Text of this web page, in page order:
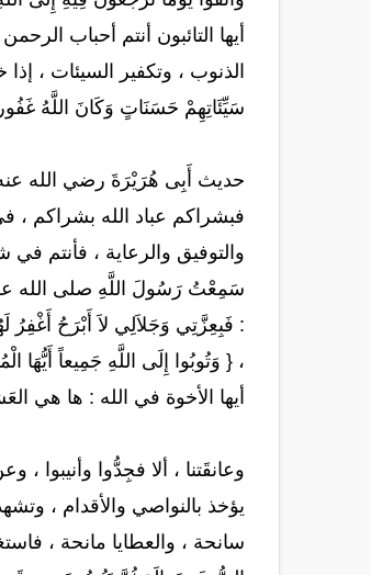
أيها التائبون أنتم أحباب
الذنوب ، وتكفير السيئات ،
سَيِّئَاتِهِمْ حَسَنَاتٍ وَكَانَ اللَّهُ
حديث أَبِى هُرَيْرَةَ رضي الله
فبشراكم عباد الله بشراكم ،
والتوفيق والرعاية ، فأنتم
سَمِعْتُ رَسُولَ اللَّهِ صلى الله
: فَبِعِزَّتِي وَجَلاَلِي لاَ أَبْرَحُ أَغْفِرُ
، { وَتُوبُوا إِلَى اللَّهِ جَمِيعاً أَيُّهَا
أيها الأخوة في الله : ها هي
وعانقَتنا ، ألا فجِدُّوا
يؤخذ بالنواصي والأقدام ،
سانحة ، والعطايا مانحة ،